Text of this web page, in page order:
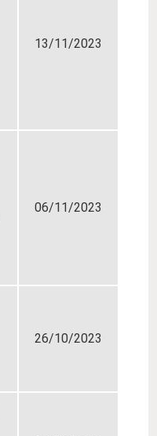
13/11/2023
06/11/2023
26/10/2023